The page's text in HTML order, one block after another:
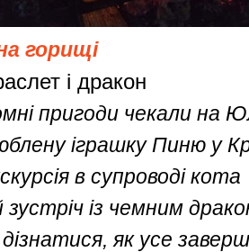
горищі
і дракон
пригоди чекали на
іграшку Пиню у
в супроводі кота
із чемним
як усе